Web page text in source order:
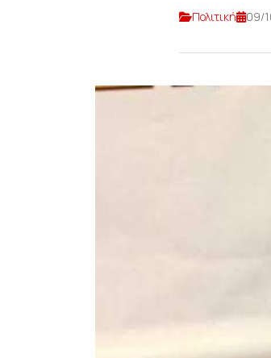
Πολιτική 09/